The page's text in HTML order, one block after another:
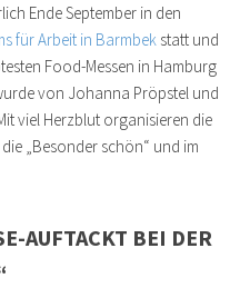
Ende September in den
für Arbeit in Barmbek statt und
Food-Messen in Hamburg
von Johanna Pröpstel und
viel Herzblut organisieren die
„Besonder schön“ und im
AUFTACKT BEI DER